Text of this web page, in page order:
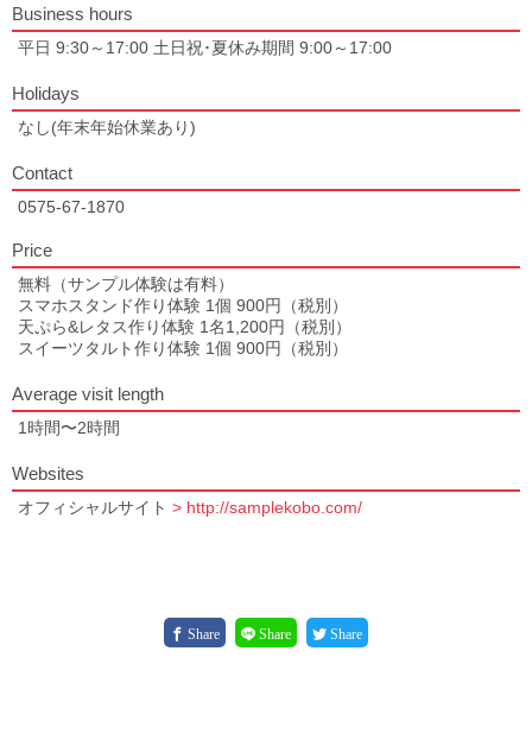
Business hours
平日 9:30～17:00 土日祝･夏休み期間 9:00～17:00
Holidays
なし(年末年始休業あり)
Contact
0575-67-1870
Price
無料（サンプル体験は有料）
スマホスタンド作り体験 1個 900円（税別）
天ぷら&レタス作り体験 1名1,200円（税別）
スイーツタルト作り体験 1個 900円（税別）
Average visit length
1時間〜2時間
Websites
オフィシャルサイト > http://samplekobo.com/
Share Share Share